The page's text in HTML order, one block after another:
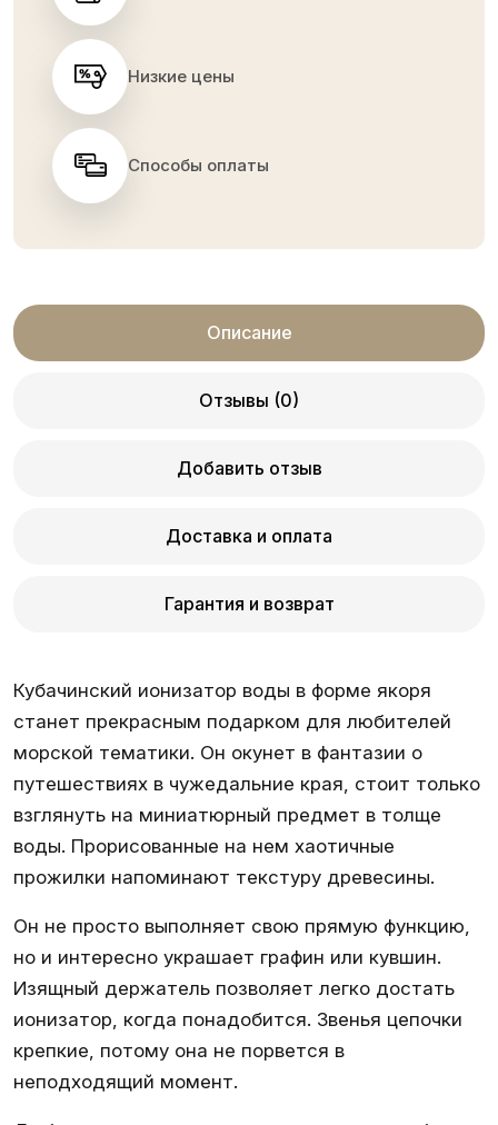
Низкие цены
Способы оплаты
Описание
Отзывы (0)
Добавить отзыв
Доставка и оплата
Гарантия и возврат
Кубачинский ионизатор воды в форме якоря
станет прекрасным подарком для любителей
морской тематики. Он окунет в фантазии о
путешествиях в чужедальние края, стоит только
взглянуть на миниатюрный предмет в толще
воды. Прорисованные на нем хаотичные
прожилки напоминают текстуру древесины.
Он не просто выполняет свою прямую функцию,
но и интересно украшает графин или кувшин.
Изящный держатель позволяет легко достать
ионизатор, когда понадобится. Звенья цепочки
крепкие, потому она не порвется в
неподходящий момент.